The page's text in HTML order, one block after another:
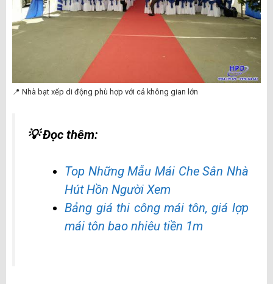
📍 Nhà bạt xếp di động phù hợp với cả không gian lớn
💡 Đọc thêm:
Top Những Mẫu Mái Che Sân Nhà
Hút Hồn Người Xem
Bảng giá thi công mái tôn, giá lợp
mái tôn bao nhiêu tiền 1m